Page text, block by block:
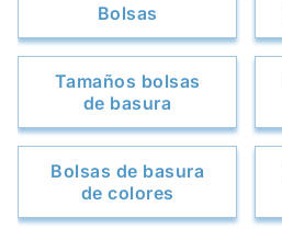
Bolsas
Tamaños bolsas
de basura
Bolsas de basura
de colores